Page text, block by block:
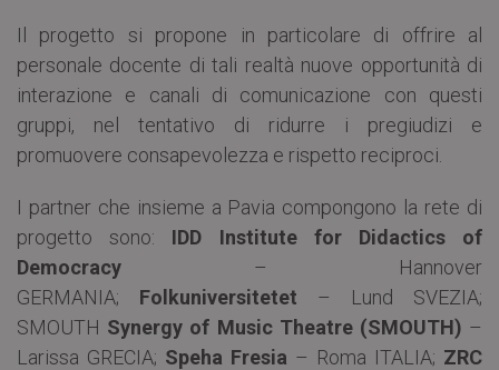
Il progetto si propone in particolare di offrire al
personale docente di tali realtà nuove opportunità di
interazione e canali di comunicazione con questi
gruppi, nel tentativo di ridurre i pregiudizi e
promuovere consapevolezza e rispetto reciproci.
I partner che insieme a Pavia compongono la rete di
progetto sono: IDD Institute for Didactics of
Democracy – Hannover
GERMANIA; Folkuniversitetet – Lund SVEZIA;
SMOUTH Synergy of Music Theatre (SMOUTH) –
Larissa GRECIA; Speha Fresia – Roma ITALIA; ZRC